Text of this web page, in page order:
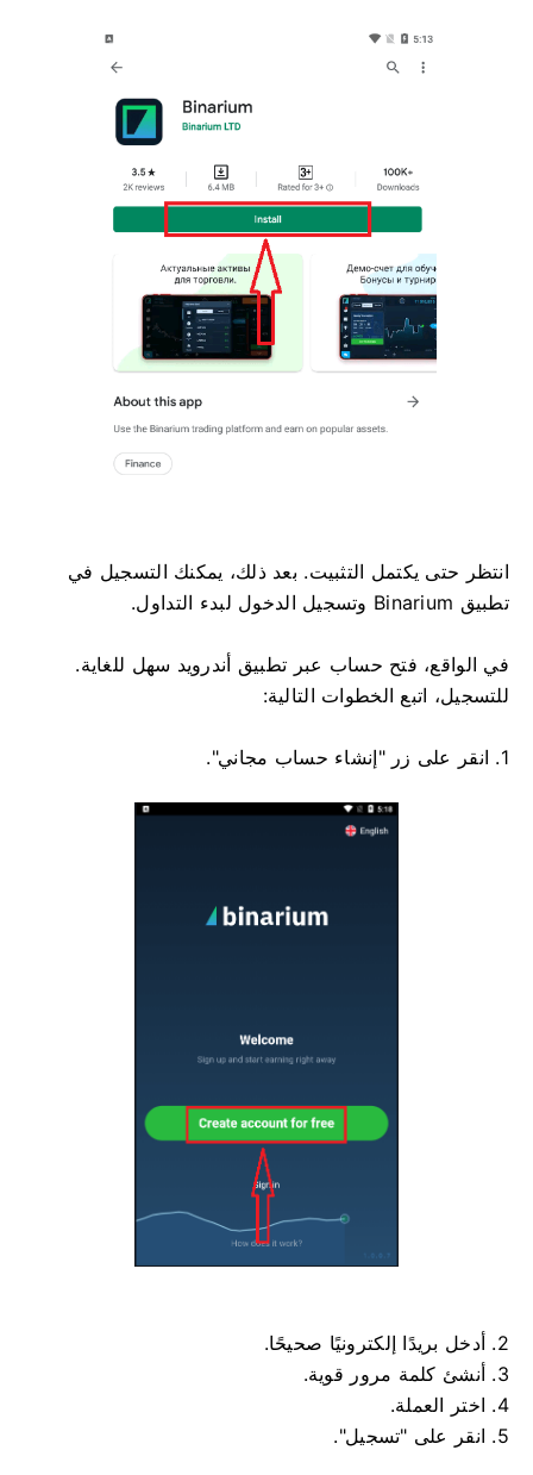
انتظر حتى يكتمل التثبيت. بعد ذلك، يمكنك التسجيل في
تطبيق Binarium وتسجيل الدخول لبدء التداول.
في الواقع، فتح حساب عبر تطبيق أندرويد سهل للغاية.
للتسجيل، اتبع الخطوات التالية:
1. انقر على زر "إنشاء حساب مجاني".
2. أدخل بريدًا إلكترونيًا صحيحًا.
3. أنشئ كلمة مرور قوية.
4. اختر العملة.
5. انقر على "تسجيل".